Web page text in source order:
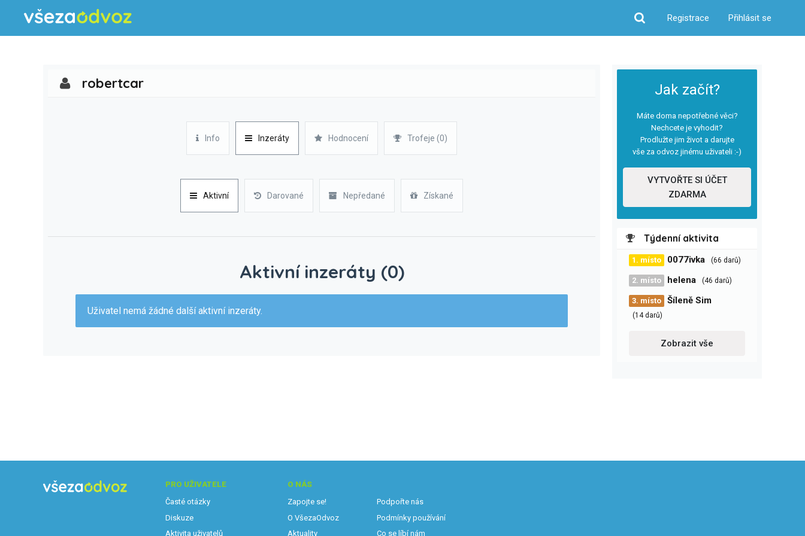
Hledat
Registrace Přihlásit se
Jak začít?
Máte doma nepotřebné věci?
Nechcete je vyhodit?
Prodlužte jim život a darujte
vše za odvoz jinému uživateli :-)
VYTVOŘTE SI ÚČET
ZDARMA
Týdenní aktivita
1. místo 0077ivka (66 darů)
2. místo helena (46 darů)
3. místo Šíleně Sim
(14 darů)
Zobrazit vše
robertcar
Info Inzeráty Hodnocení Trofeje (0)
Aktivní Darované Nepředané Získané
Aktivní inzeráty (0)
Uživatel nemá žádné další aktivní inzeráty.
PRO UŽIVATELE
Časté otázky
Diskuze
Aktivita uživatelů
O NÁS
Zapojte se!
O VšezaOdvoz
Aktuality
Podpořte nás
Podmínky používání
Co se líbí nám